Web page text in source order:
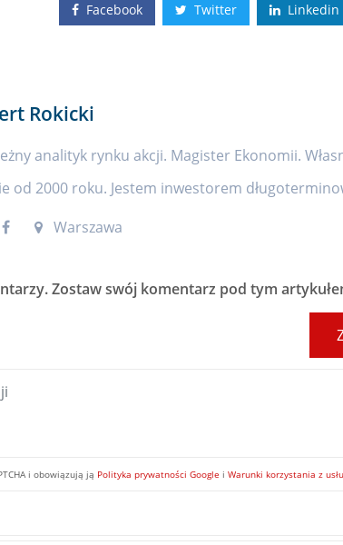
Facebook Twitter Linkedin
Rokicki
analityk rynku akcji. Magister Ekonomii.
od 2000 roku. Jestem inwestorem
Warszawa
. Zostaw swój komentarz pod tym
i obowiązują ją Polityka prywatności Google i Warunki korzystania z